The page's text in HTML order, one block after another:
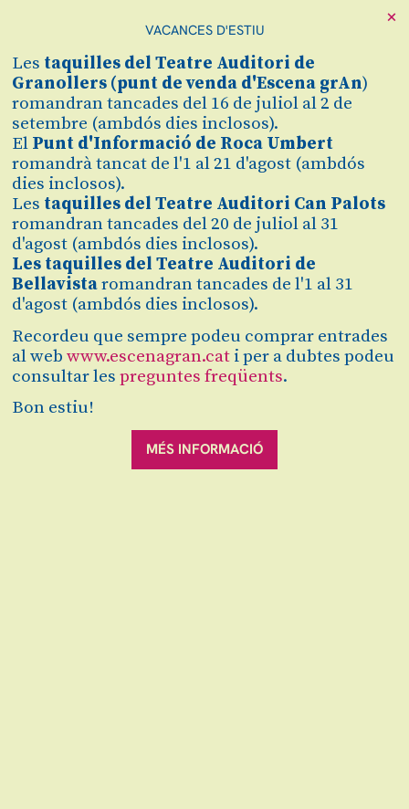
Diapositiva 1 de 1
Tens ganes de més quan acabes de veure un espectacle?
Queda’t i participa a les converses després de la funció.
Maria Elisa Al Cheickh, sòcia de l'associació CRA’P,
dinamitzarà la postfunció per tal que el públic pugui
comentar i compartir les seves impressions i sensacions
viscudes.
dissabte
05
abr
21:00 h
Teatre Auditori de Granollers
Finalitzat
VACANCES D'ESTIU
Les taquilles del Teatre Auditori de
Granollers (punt de venda d'Escena grAn)
romandran tancades del 16 de juliol al 2 de
setembre (ambdós dies inclosos).
El Punt d'Informació de Roca Umbert
romandrà tancat de l'1 al 21 d'agost (ambdós
dies inclosos).
Les taquilles del Teatre Auditori Can Palots
romandran tancades del 20 de juliol al 31
d'agost (ambdós dies inclosos).
Les taquilles del Teatre Auditori de
Bellavistaromandran tancades de l'1 al 31
d'agost (ambdós dies inclosos).
Recordeu que sempre podeu comprar entrades
al web www.escenagran.cati per a dubtes podeu
consultar les preguntes freqüents.
Bon estiu!
MÉS INFORMACIÓ
×